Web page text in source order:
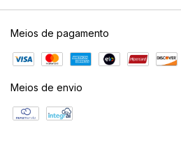
Meios de pagamento
Meios de envio